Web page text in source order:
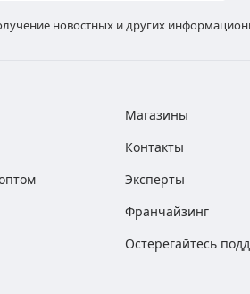
новостных и других
Магазины
Контакты
Эксперты
Франчайзинг
Остерегайтесь